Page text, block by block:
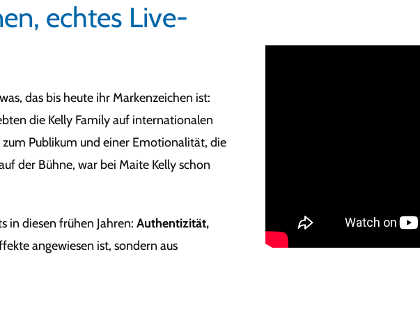
echtes Live-
das bis heute ihr Markenzeichen ist:
die Kelly Family auf internationalen
Publikum und einer Emotionalität, die
der Bühne, war bei Maite Kelly schon
in diesen frühen Jahren: Authentizität,
angewiesen ist, sondern aus